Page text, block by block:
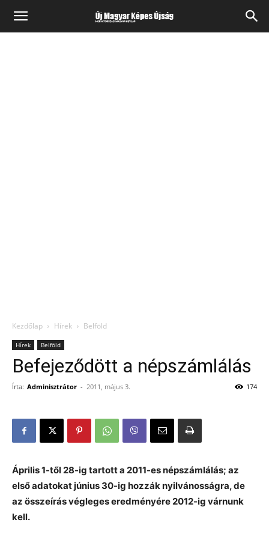
Kezdőlap Hírek Belföld
Hírek Belföld
Befejeződött a népszámlálás
Írta: Adminisztrátor - 2011, május 3. 174
Április 1-től 28-ig tartott a 2011-es népszámlálás; az
első adatokat június 30-ig hozzák nyilvánosságra, de
az összeírás végleges eredményére 2012-ig várnunk
kell.